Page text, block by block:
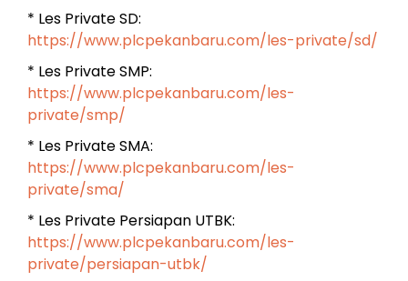
* Les Private SD:
https://www.plcpekanbaru.com/les-private/sd/
* Les Private SMP:
https://www.plcpekanbaru.com/les-
private/smp/
* Les Private SMA:
https://www.plcpekanbaru.com/les-
private/sma/
* Les Private Persiapan UTBK:
https://www.plcpekanbaru.com/les-
private/persiapan-utbk/